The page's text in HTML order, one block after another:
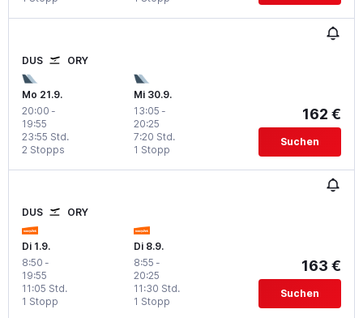
DUS ORY
Mo 21.9.
20:00 -
19:55
2 Stopps
23:55 Std.
Mi 30.9.
13:05 -
20:25
1 Stopp
7:20 Std.
162 €
Suchen
DUS ORY
Di 1.9.
8:50 -
19:55
1 Stopp
11:05 Std.
Di 8.9.
8:55 -
20:25
1 Stopp
11:30 Std.
163 €
Suchen